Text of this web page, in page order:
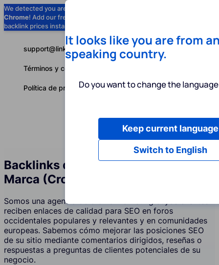
We detected you are using
Chrome! Add our free extension to check
backlink prices instantly as you browse.
Servicios
Español
support@linkbuilder.com
Términos y condiciones
Política de privacidad
Backlinks de Foros y Menciones de
Marca (Crowd Marketing)
Somos una agencia de crowd marketing cuyos clientes
reciben enlaces de calidad para SEO en foros
occidentales populares y relevantes y en comunidades
europeas. Sabemos cómo mejorar las posiciones SEO
de su sitio mediante comentarios dirigidos, reseñas o
respuestas a preguntas de clientes potenciales de su
negocio.
It looks like you are from
speaking country.
Do you want to change the
Switch to English
Keep current language